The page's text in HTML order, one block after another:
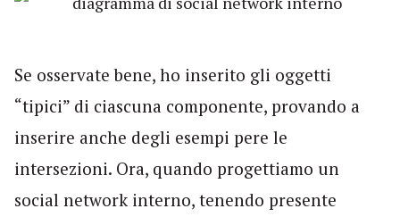
Se osservate bene, ho inserito gli oggetti
“tipici” di ciascuna componente, provando a
inserire anche degli esempi pere le
intersezioni. Ora, quando progettiamo un
social network interno, tenendo presente